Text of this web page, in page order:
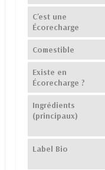
C'est une
Écorecharge
Comestible
Existe en
Écorecharge ?
Ingrédients
(principaux)
Label Bio